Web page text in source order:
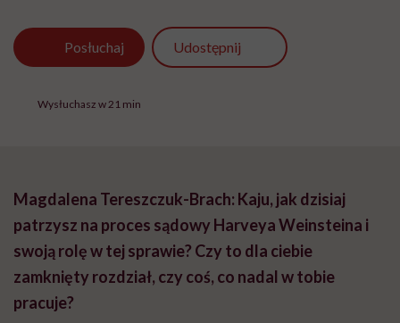
Posłuchaj Udostępnij
Wysłuchasz w 21 min
Magdalena Tereszczuk-Brach: Kaju, jak dzisiaj
patrzysz na proces sądowy Harveya Weinsteina i
swoją rolę w tej sprawie? Czy to dla ciebie
zamknięty rozdział, czy coś, co nadal w tobie
pracuje?